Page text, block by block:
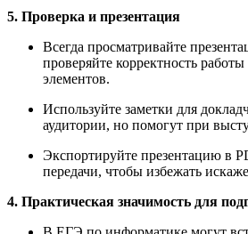
5. Проверка и презентация
Всегда просматривайте
проверяйте корректность
элементов.
Используйте заметки для
аудитории, но помогут при
Экспортируйте презентацию в
передачи, чтобы избежать
4. Практическая значимость для